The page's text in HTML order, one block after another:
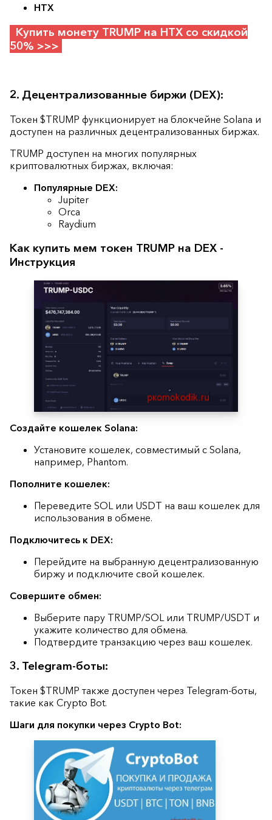
HTX
Купить монету TRUMP на HTX со скидкой
50% >>>
2. Децентрализованные биржи (DEX):
Токен $TRUMP функционирует на блокчейне Solana и
доступен на различных децентрализованных биржах.
TRUMP доступен на многих популярных
криптовалютных биржах, включая:
Популярные DEX:
Jupiter
Orca
Raydium
Как купить мем токен TRUMP на DEX -
Инструкция
Создайте кошелек Solana:
Установите кошелек, совместимый с Solana,
например, Phantom.
Пополните кошелек:
Переведите SOL или USDT на ваш кошелек для
использования в обмене.
Подключитесь к DEX:
Перейдите на выбранную децентрализованную
биржу и подключите свой кошелек.
Совершите обмен:
Выберите пару TRUMP/SOL или TRUMP/USDT и
укажите количество для обмена.
Подтвердите транзакцию через ваш кошелек.
3. Telegram-боты:
Токен $TRUMP также доступен через Telegram-боты,
такие как Crypto Bot.
Шаги для покупки через Crypto Bot: